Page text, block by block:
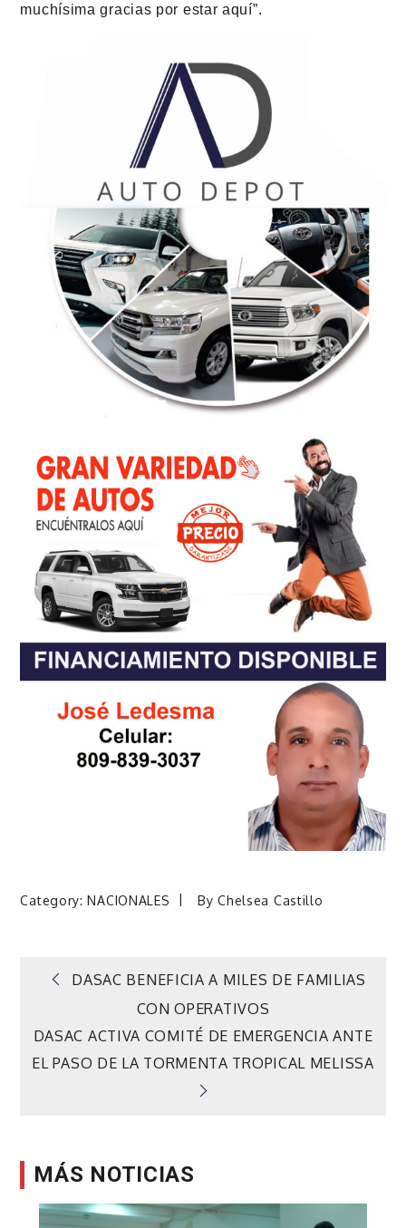
muchísima gracias por estar aquí”.
Category:NACIONALES ByChelsea Castillo
Navegación
de
DASAC BENEFICIA A MILES DE FAMILIAS
CON OPERATIVOS
DASAC ACTIVA COMITÉ DE EMERGENCIA ANTE
EL PASO DE LA TORMENTA TROPICAL MELISSA
MÁS NOTICIAS